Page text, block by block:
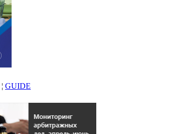
¦ GUIDE